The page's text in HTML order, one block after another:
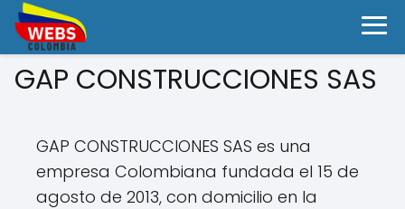
GAP CONSTRUCCIONES SAS
GAP CONSTRUCCIONES SAS es una
empresa Colombiana fundada el 15 de
agosto de 2013, con domicilio en la